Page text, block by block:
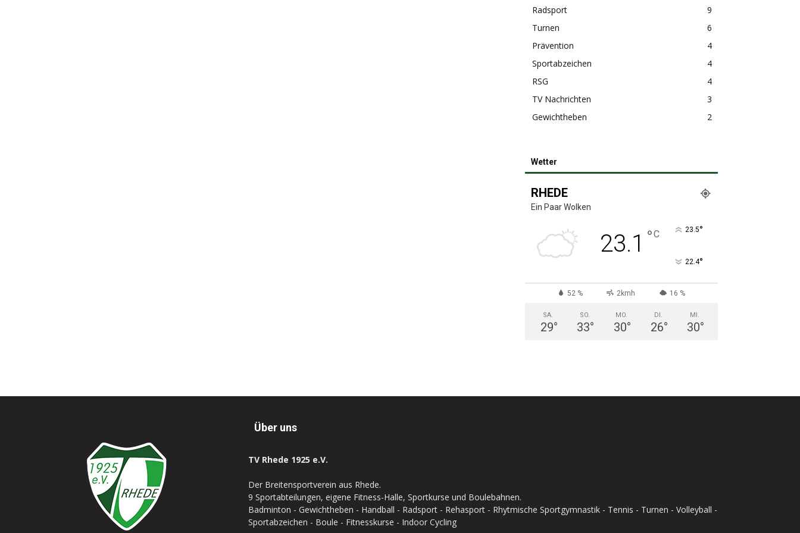
Radsport
9
Turnen
6
Prävention
4
Sportabzeichen
4
RSG
4
TV Nachrichten
3
Gewichtheben
2
Wetter
RHEDE
Ein Paar Wolken
23.1 °C 23.5°
22.4°
52 % 2kmh 16 %
SA.
29°
SO.
33°
MO.
30°
DI.
26°
MI.
30°
Über uns
TV Rhede 1925 e.V.
Der Breitensportverein aus Rhede.
9 Sportabteilungen, eigene Fitness-Halle, Sportkurse und Boulebahnen.
Badminton - Gewichtheben - Handball - Radsport - Rehasport - Rhytmische Sportgymnastik - Tennis - Turnen - Volleyball -
Sportabzeichen - Boule - Fitnesskurse - Indoor Cycling